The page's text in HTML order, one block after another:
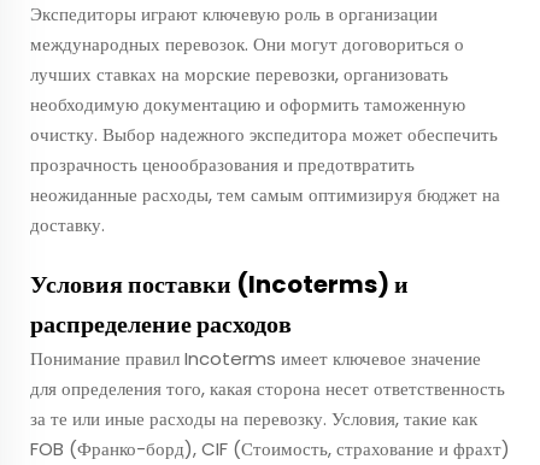
Экспедиторы играют ключевую роль в организации
международных перевозок. Они могут договориться о
лучших ставках на морские перевозки, организовать
необходимую документацию и оформить таможенную
очистку. Выбор надежного экспедитора может обеспечить
прозрачность ценообразования и предотвратить
неожиданные расходы, тем самым оптимизируя бюджет на
доставку.
Условия поставки (Incoterms) и
распределение расходов
Понимание правил Incoterms имеет ключевое значение
для определения того, какая сторона несет ответственность
за те или иные расходы на перевозку. Условия, такие как
FOB (Франко-борд), CIF (Стоимость, страхование и фрахт)